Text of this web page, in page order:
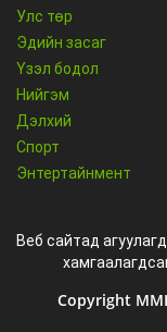
Улс төр
Эдийн засаг
Үзэл бодол
Нийгэм
Дэлхий
Спорт
Энтертайнмент
Веб сайтад
Copyright